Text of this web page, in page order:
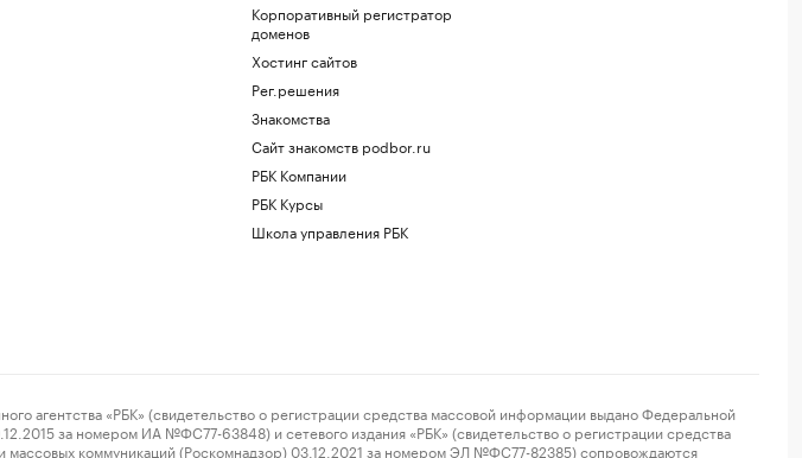
Корпоративный регистратор
доменов
Хостинг сайтов
Рег.решения
Знакомства
Сайт знакомств podbor.ru
РБК Компании
РБК Курсы
Школа управления РБК
«РБК» (свидетельство о регистрации средства массовой информации выдано Федеральной
за номером ИА №ФС77-63848) и сетевого издания «РБК» (свидетельство о регистрации средства
коммуникаций (Роскомнадзор) 03.12.2021 за номером ЭЛ №ФС77-82385) сопровождаются